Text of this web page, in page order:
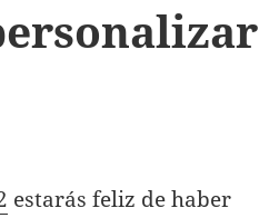
estarás feliz de haber